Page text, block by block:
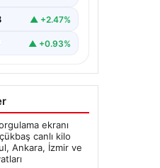
▲ +2.47%
▲ +0.93%
ekranı
canlı kilo
Ankara, İzmir ve